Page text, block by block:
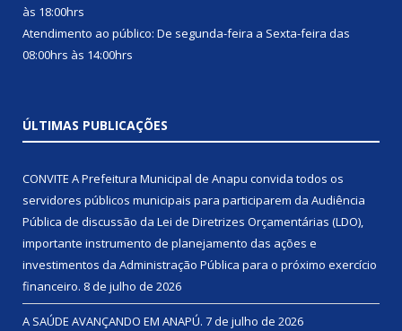
às 18:00hrs
Atendimento ao público: De segunda-feira a Sexta-feira das
08:00hrs às 14:00hrs
ÚLTIMAS PUBLICAÇÕES
CONVITE A Prefeitura Municipal de Anapu convida todos os
servidores públicos municipais para participarem da Audiência
Pública de discussão da Lei de Diretrizes Orçamentárias (LDO),
importante instrumento de planejamento das ações e
investimentos da Administração Pública para o próximo exercício
financeiro. 8 de julho de 2026
A SAÚDE AVANÇANDO EM ANAPÚ. 7 de julho de 2026